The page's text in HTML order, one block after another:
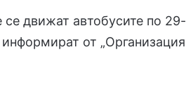
движат автобусите по 29-
от „Организация